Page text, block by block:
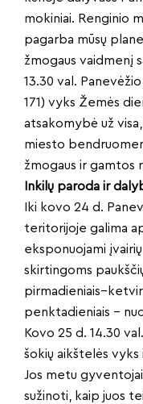
mokiniai. Renginio
pagarba mūsų
žmogaus vaidmenį
13.30 val.
171) vyks Žemės
atsakomybė už
miesto
žmogaus ir gamtos
Inkilų paroda ir
Iki kovo 24 d.
teritorijoje galima
eksponuojami
skirtingoms
penktadieniais –
Kovo 25 d. 14.30
šokių aikštelės vyks
Jos metu
sužinoti, kaip juos